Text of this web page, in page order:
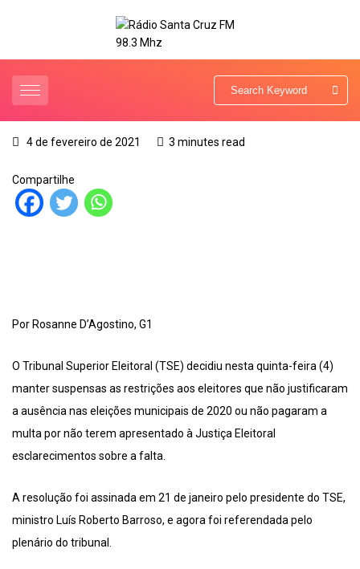
4 de fevereiro de 2021 3 minutes read
Compartilhe
Por Rosanne D’Agostino, G1
O Tribunal Superior Eleitoral (TSE) decidiu nesta quinta-feira (4)
manter suspensas as restrições aos eleitores que não justificaram
a ausência nas eleições municipais de 2020 ou não pagaram a
multa por não terem apresentado à Justiça Eleitoral
esclarecimentos sobre a falta.
A resolução foi assinada em 21 de janeiro pelo presidente do TSE,
ministro Luís Roberto Barroso, e agora foi referendada pelo
plenário do tribunal.